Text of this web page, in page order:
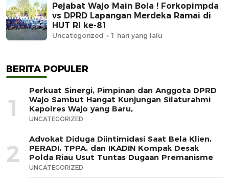
Pejabat Wajo Main Bola ! Forkopimpda
vs DPRD Lapangan Merdeka Ramai di
HUT RI ke-81
Uncategorized 1 hari yang lalu
BERITA POPULER
1
Perkuat Sinergi, Pimpinan dan Anggota DPRD
Wajo Sambut Hangat Kunjungan Silaturahmi
Kapolres Wajo yang Baru,
UNCATEGORIZED
2
Advokat Diduga Diintimidasi Saat Bela Klien,
PERADI, TPPA, dan IKADIN Kompak Desak
Polda Riau Usut Tuntas Dugaan Premanisme
UNCATEGORIZED